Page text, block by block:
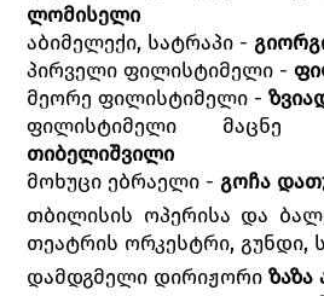
ლომისელი
აბიმელექი, სატრაპი -
პირველი ფილისტიმელი -
მეორე ფილისტიმელი -
ფილისტიმელი
თიბელიშვილი
მოხუცი ებრაელი - გოჩა
თბილისის ოპერისა და
თეატრის ორკესტრი, გუნდი,
დამდგმელი დირიჟორიზაზა